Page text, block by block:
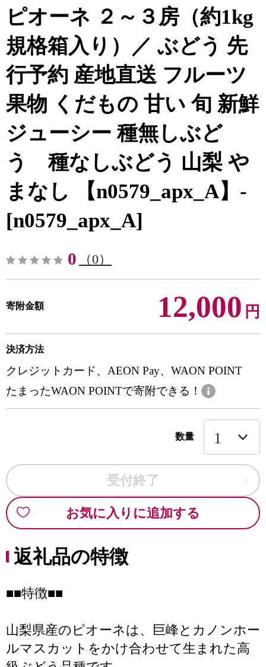
ピオーネ ２～３房（約1kg
規格箱入り）／ ぶどう 先
行予約 産地直送 フルーツ
果物 くだもの 甘い 旬 新鮮
ジューシー 種無しぶど
う 種なしぶどう 山梨 や
まなし 【n0579_apx_A】-
[n0579_apx_A]
0 （0）
寄附金額 12,000 円
決済方法
クレジットカード、AEON Pay、WAON POINT
たまったWAON POINTで寄附できる！
数量
受付終了
お気に入りに追加する
返礼品の特徴
■■特徴■■
山梨県産のピオーネは、巨峰とカノンホー
ルマスカットをかけ合わせて生まれた高